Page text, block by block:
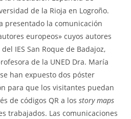
de la Rioja en Logroño.
presentado la comunicación
europeos» cuyos autores
IES San Roque de Badajoz,
de la UNED Dra. María
han expuesto dos póster
para que los visitantes puedan
de códigos QR a los story maps
trabajados. Las comunicaciones